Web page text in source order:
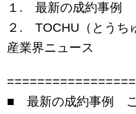
１. 最新の成約事例
２. TOCHU（とうち
産業界ニュース
■ 最新の成約事例